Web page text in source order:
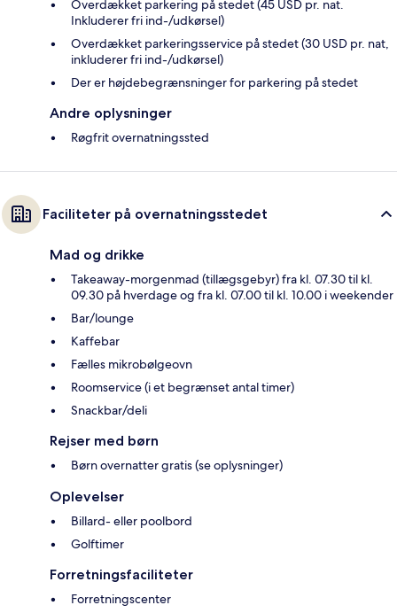
Overdækket parkering på stedet (45 USD pr. nat.
Inkluderer fri ind-/udkørsel)
Overdækket parkeringsservice på stedet (30 USD pr. nat,
inkluderer fri ind-/udkørsel)
Der er højdebegrænsninger for parkering på stedet
Andre oplysninger
Røgfrit overnatningssted
Faciliteter på overnatningsstedet
Mad og drikke
Takeaway-morgenmad (tillægsgebyr) fra kl. 07.30 til kl.
09.30 på hverdage og fra kl. 07.00 til kl. 10.00 i weekender
Bar/lounge
Kaffebar
Fælles mikrobølgeovn
Roomservice (i et begrænset antal timer)
Snackbar/deli
Rejser med børn
Børn overnatter gratis (se oplysninger)
Oplevelser
Billard- eller poolbord
Golftimer
Forretningsfaciliteter
Forretningscenter